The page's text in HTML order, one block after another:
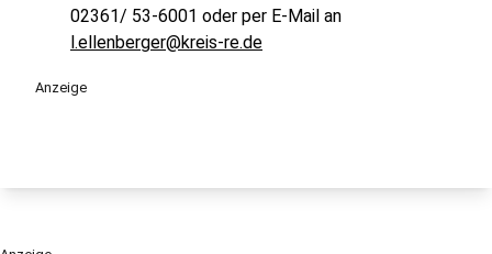
02361/ 53-6001 oder per E-Mail an
l.ellenberger@kreis-re.de
Anzeige